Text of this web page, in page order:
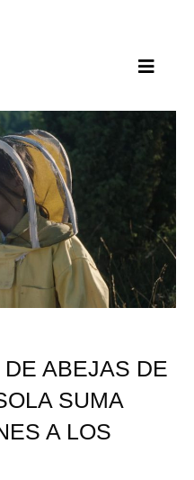
ABEJAS DE
SUMA
A LOS